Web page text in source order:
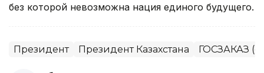
без которой невозможна нация единого будущего.
Президент Президент Казахстана ГОСЗАКАЗ